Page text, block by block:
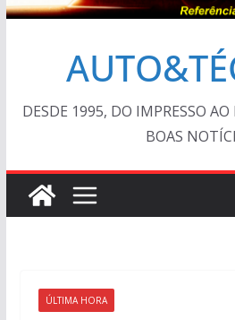
DESDE 1995, DO IMPRESSO
BOAS
ÚLTIMA HORA